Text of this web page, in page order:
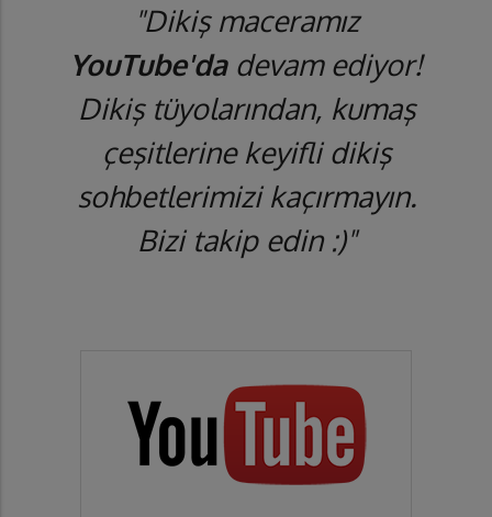
"Dikiş maceramız
YouTube'dadevam ediyor!
Dikiş tüyolarından, kumaş
çeşitlerine keyifli dikiş
sohbetlerimizi kaçırmayın.
Bizi takip edin :)"